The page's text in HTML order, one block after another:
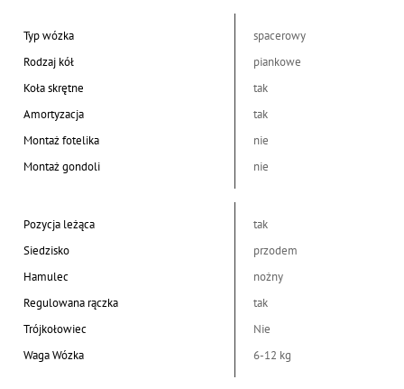
Typ wózka
spacerowy
Rodzaj kół
piankowe
Koła skrętne
tak
Amortyzacja
tak
Montaż fotelika
nie
Montaż gondoli
nie
Pozycja leżąca
tak
Siedzisko
przodem
Hamulec
nożny
Regulowana rączka
tak
Trójkołowiec
Nie
Waga Wózka
6-12 kg